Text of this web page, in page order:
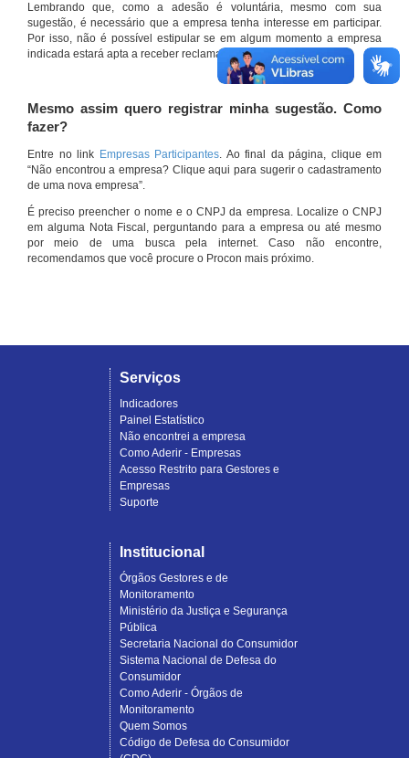
Lembrando que, como a adesão é voluntária, mesmo com sua
sugestão, é necessário que a empresa tenha interesse em participar.
Por isso, não é possível estipular se em algum momento a empresa
indicada estará apta a receber reclamações por meio do site.
Mesmo assim quero registrar minha sugestão. Como
fazer?
Entre no link Empresas Participantes. Ao final da página, clique em
“Não encontrou a empresa? Clique aqui para sugerir o cadastramento
de uma nova empresa”.
É preciso preencher o nome e o CNPJ da empresa. Localize o CNPJ
em alguma Nota Fiscal, perguntando para a empresa ou até mesmo
por meio de uma busca pela internet. Caso não encontre,
recomendamos que você procure o Procon mais próximo.
Serviços
Indicadores
Painel Estatístico
Não encontrei a empresa
Como Aderir - Empresas
Acesso Restrito para Gestores e
Empresas
Suporte
Institucional
Órgãos Gestores e de
Monitoramento
Ministério da Justiça e Segurança
Pública
Secretaria Nacional do Consumidor
Sistema Nacional de Defesa do
Consumidor
Como Aderir - Órgãos de
Monitoramento
Quem Somos
Código de Defesa do Consumidor